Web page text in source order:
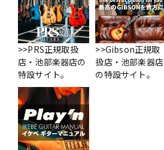
>>PRS正規取扱
店・池部楽器店の
特設サイト。
>>Gibson正規取
扱店・池部楽器店
の特設サイト。